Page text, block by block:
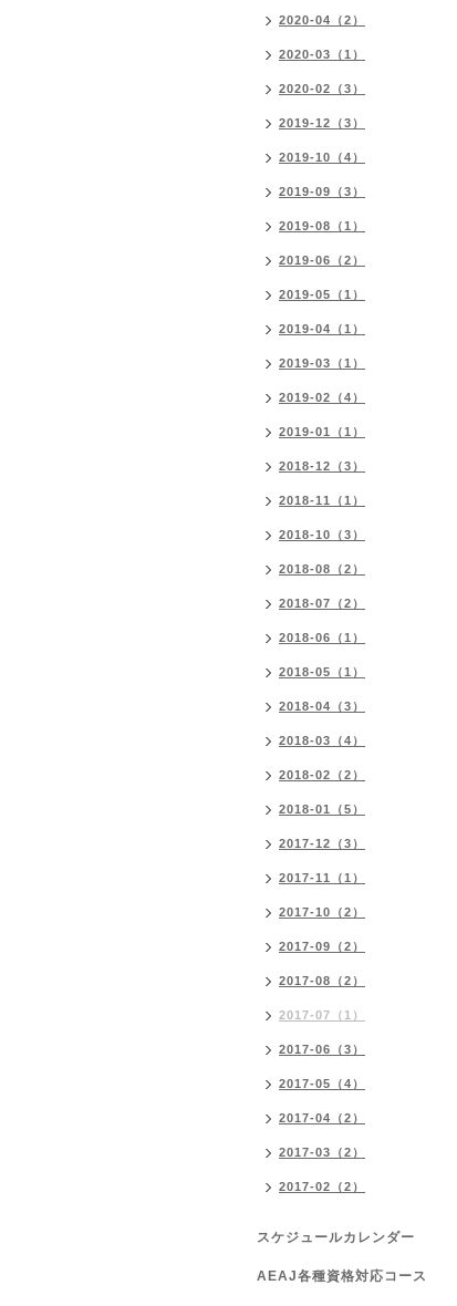
2020-04（2）
2020-03（1）
2020-02（3）
2019-12（3）
2019-10（4）
2019-09（3）
2019-08（1）
2019-06（2）
2019-05（1）
2019-04（1）
2019-03（1）
2019-02（4）
2019-01（1）
2018-12（3）
2018-11（1）
2018-10（3）
2018-08（2）
2018-07（2）
2018-06（1）
2018-05（1）
2018-04（3）
2018-03（4）
2018-02（2）
2018-01（5）
2017-12（3）
2017-11（1）
2017-10（2）
2017-09（2）
2017-08（2）
2017-07（1）
2017-06（3）
2017-05（4）
2017-04（2）
2017-03（2）
2017-02（2）
スケジュールカレンダー
AEAJ各種資格対応コース